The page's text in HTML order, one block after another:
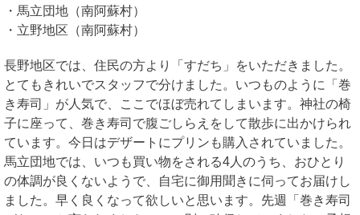
・馬立団地（南阿蘇村）
・立野地区（南阿蘇村）
長野地区では、住民の方より「すだち」をいただきました。
とてもきれいでスタッフで分けました。いつものように「巻
き寿司」が人気で、ここでほぼ売れてしまいます。神社の椅
子に座って、巻き寿司で腹ごしらえをして散歩に出かけられ
ています。今日はデザートにプリンも購入されていました。
馬立団地では、いつも買い物をされる4人のうち、おひとり
の体調が良くないようで、自宅に御用聞きに伺ってお届けし
ました。早く良くなって欲しいと思います。先週「巻き寿司